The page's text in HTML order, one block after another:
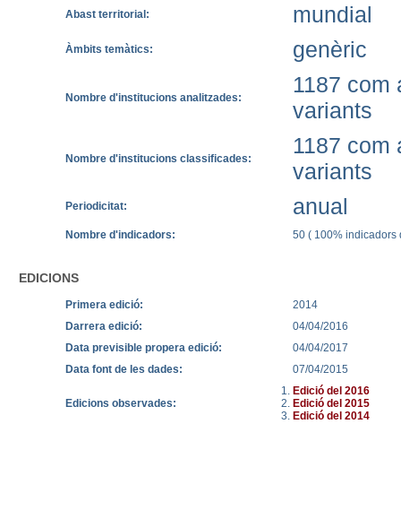
Abast territorial: mundial
Àmbits temàtics: genèric
Nombre d'institucions analitzades:
1187 com
variants
Nombre d'institucions classificades:
1187 com
variants
Periodicitat: anual
Nombre d'indicadors: 50 ( 100% indicadors
EDICIONS
Primera edició:
2014
Darrera edició:
04/04/2016
Data previsible propera edició:
04/04/2017
Data font de les dades:
07/04/2015
Edicions observades:
Edició del 2016
Edició del 2015
Edició del 2014